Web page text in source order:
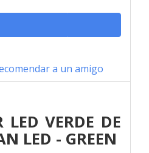
a un amigo
LED VERDE DE
LED - GREEN